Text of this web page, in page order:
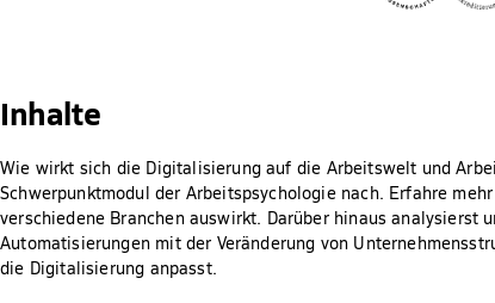
Inhalte
Wie wirkt sich die Digitalisierung auf die Arbeitswelt und
Schwerpunktmodul der Arbeitspsychologie nach. Erfahre
verschiedene Branchen auswirkt. Darüber hinaus
Automatisierungen mit der Veränderung von
die Digitalisierung anpasst.